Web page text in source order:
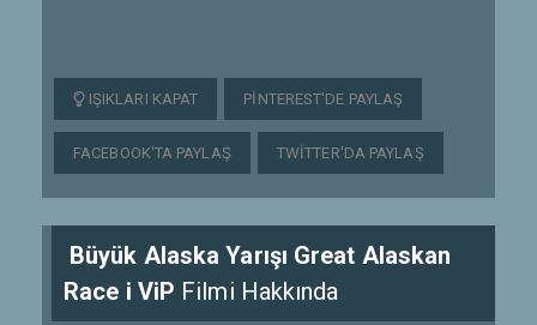
IŞIKLARI KAPAT PINTEREST'DE PAYLAŞ
FACEBOOK'TA PAYLAŞ TWITTER'DA PAYLAŞ
Büyük Alaska Yarışı Great Alaskan
Race i ViP Filmi Hakkında